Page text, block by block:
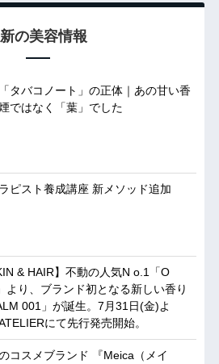
の美容情報
タバコノート」の正体｜あの甘い香
ではなく「葉」でした
ピスト養成講座 新メソッド追加
& HAIR】不動の人気N o.1「O
より、ブランド初となる新しい香り
001」が誕生。7月31日(金)よ
にて先行発売開始。
コスメブランド 『Meica（メイ